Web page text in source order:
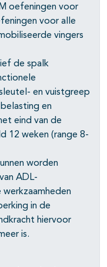
oefeningen voor
voor alle
vingers
de spalk
en vuistgreep
en
eind van de
12 weken (range 8-
worden
ADL-
in de
hiervoor
is.